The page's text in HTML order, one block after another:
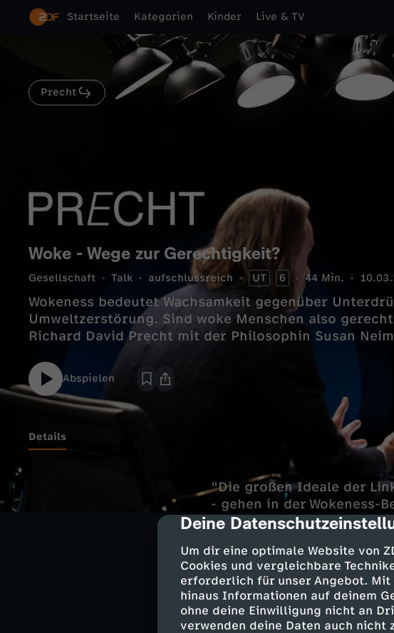
cmp-dialog-description
Deine
Um dir eine optimale Website von
Cookies und vergleichbare
erforderlich für unser Angebot.
hinaus Informationen auf deinem
ohne deine Einwilligung nicht an
verwenden deine Daten auch nicht
Startseite Kategorien Kinder Live & TV
Precht
Woke - Wege zur Gerechtigkeit?
Gesellschaft Talk aufschlussreich UT 6 44 Min.
Wokeness bedeutet Wachsamkeit gegenüber
Umweltzerstörung. Sind woke Menschen also gerechter? Darüber
Richard David Precht mit der Philosophin Susan
Abspielen
Details
"Die großen Ideale der
- gehen in der Wokeness-
Einstein Forums in
Rigoros vorgehen für
Entstanden ist die